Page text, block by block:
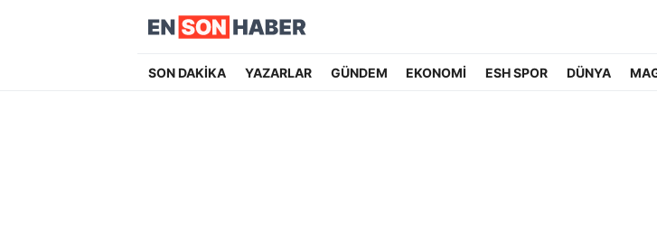
SON DAKİKA YAZARLAR GÜNDEM EKONOMİ ESH SPOR DÜNYA